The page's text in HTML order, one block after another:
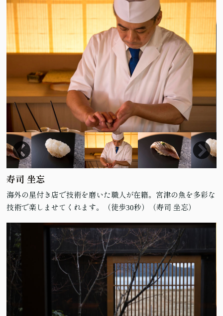
寿司 坐忘
海外の星付き店で技術を磨いた職人が在籍。宮津の魚を多彩な
技術で楽しませてくれます。（徒歩30秒）
（寿司 坐忘）